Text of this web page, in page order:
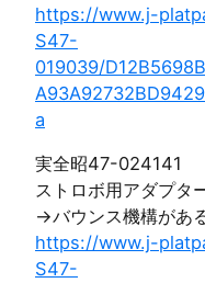
https://www.j-
S47-
019039/
a
実全昭47-024141
ストロボ用アダプタ
→バウンス機構があ
https://www.j-
S47-